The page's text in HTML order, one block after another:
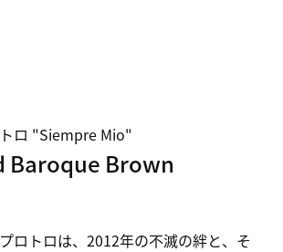
ロ "Siempre Mio"
Baroque Brown
ロトロは、2012年の不滅の絆と、そ